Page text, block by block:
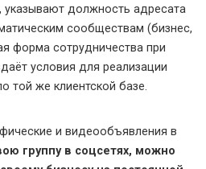
указывают должность адресата
сообществам (бизнес,
форма сотрудничества при
условия для реализации
той же клиентской базе.
и видеообъявления в
группу в соцсетях, можно